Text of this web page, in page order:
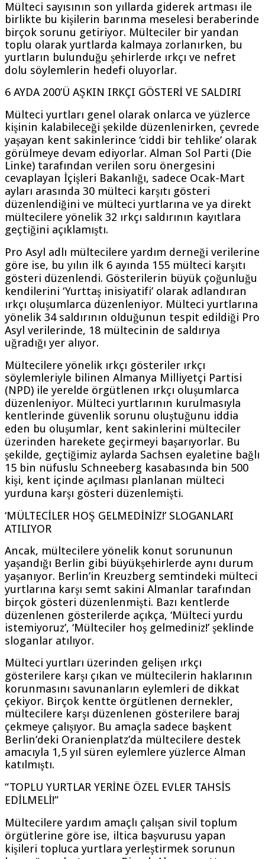
Mülteci sayısının son yıllarda giderek artması ile
birlikte bu kişilerin barınma meselesi beraberinde
birçok sorunu getiriyor. Mülteciler bir yandan
toplu olarak yurtlarda kalmaya zorlanırken, bu
yurtların bulunduğu şehirlerde ırkçı ve nefret
dolu söylemlerin hedefi oluyorlar.
6 AYDA 200’Ü AŞKIN IRKÇI GÖSTERİ VE SALDIRI
Mülteci yurtları genel olarak onlarca ve yüzlerce
kişinin kalabileceği şekilde düzenlenirken, çevrede
yaşayan kent sakinlerince ‘ciddi bir tehlike’ olarak
görülmeye devam ediyorlar. Alman Sol Parti (Die
Linke) tarafından verilen soru önergesini
cevaplayan İçişleri Bakanlığı, sadece Ocak-Mart
ayları arasında 30 mülteci karşıtı gösteri
düzenlendiğini ve mülteci yurtlarına ve ya direkt
mültecilere yönelik 32 ırkçı saldırının kayıtlara
geçtiğini açıklamıştı.
Pro Asyl adlı mültecilere yardım derneği verilerine
göre ise, bu yılın ilk 6 ayında 155 mülteci karşıtı
gösteri düzenlendi. Gösterilerin büyük çoğunluğu
kendilerini ‘Yurttaş inisiyatifi’ olarak adlandıran
ırkçı oluşumlarca düzenleniyor. Mülteci yurtlarına
yönelik 34 saldırının olduğunun tespit edildiği Pro
Asyl verilerinde, 18 mültecinin de saldırıya
uğradığı yer alıyor.
Mültecilere yönelik ırkçı gösteriler ırkçı
söylemleriyle bilinen Almanya Milliyetçi Partisi
(NPD) ile yerelde örgütlenen ırkçı oluşumlarca
düzenleniyor. Mülteci yurtlarının kurulmasıyla
kentlerinde güvenlik sorunu oluştuğunu iddia
eden bu oluşumlar, kent sakinlerini mülteciler
üzerinden harekete geçirmeyi başarıyorlar. Bu
şekilde, geçtiğimiz aylarda Sachsen eyaletine bağlı
15 bin nüfuslu Schneeberg kasabasında bin 500
kişi, kent içinde açılması planlanan mülteci
yurduna karşı gösteri düzenlemişti.
‘MÜLTECİLER HOŞ GELMEDİNİZ!’ SLOGANLARI
ATILIYOR
Ancak, mültecilere yönelik konut sorununun
yaşandığı Berlin gibi büyükşehirlerde aynı durum
yaşanıyor. Berlin’in Kreuzberg semtindeki mülteci
yurtlarına karşı semt sakini Almanlar tarafından
birçok gösteri düzenlenmişti. Bazı kentlerde
düzenlenen gösterilerde açıkça, ‘Mülteci yurdu
istemiyoruz’, ‘Mülteciler hoş gelmediniz!’ şeklinde
sloganlar atılıyor.
Mülteci yurtları üzerinden gelişen ırkçı
gösterilere karşı çıkan ve mültecilerin haklarının
korunmasını savunanların eylemleri de dikkat
çekiyor. Birçok kentte örgütlenen dernekler,
mültecilere karşı düzenlenen gösterilere baraj
çekmeye çalışıyor. Bu amaçla sadece başkent
Berlin’deki Oranienplatz’da mültecilere destek
amacıyla 1,5 yıl süren eylemlere yüzlerce Alman
katılmıştı.
“TOPLU YURTLAR YERİNE ÖZEL EVLER TAHSİS
EDİLMELİ!”
Mültecilere yardım amaçlı çalışan sivil toplum
örgütlerine göre ise, iltica başvurusu yapan
kişileri topluca yurtlara yerleştirmek sorunun